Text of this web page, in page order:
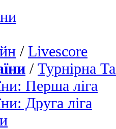
/ Livescore
/ Турнірна
Перша ліга
Друга ліга